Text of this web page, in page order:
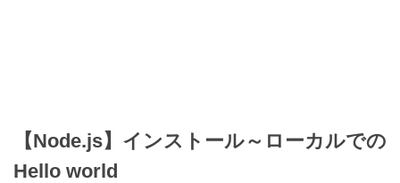
【Node.js】インストール～ローカルでの
Hello world